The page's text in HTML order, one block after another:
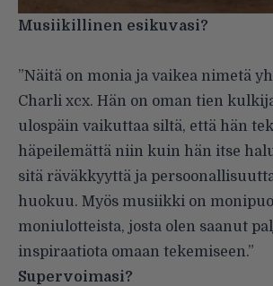
Musiikillinen esikuvasi?
”Näitä on monia ja vaikea nimetä
Charli xcx. Hän on oman tien
ulospäin vaikuttaa siltä, että hän
häpeilemättä niin kuin hän itse
sitä räväkkyyttä ja
huokuu. Myös musiikki on
moniulotteista, josta olen saanut
inspiraatiota omaan tekemiseen.”
Supervoimasi?